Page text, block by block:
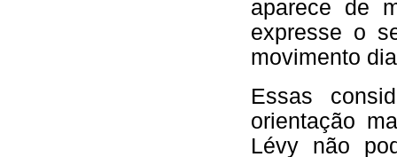
aparece de
expresse o
movimento
Essas
orientação
Lévy não